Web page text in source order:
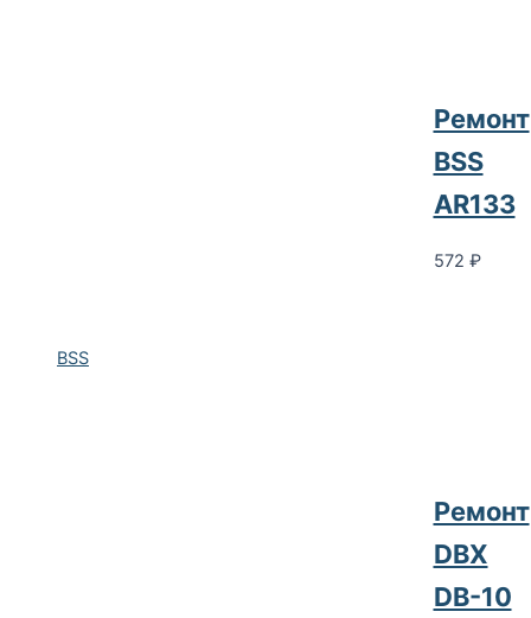
BSS
Ремонт
BSS
AR133
572 ₽
Ремонт
DBX
DB-10